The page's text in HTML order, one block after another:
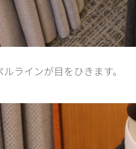
ラインが目をひきます。